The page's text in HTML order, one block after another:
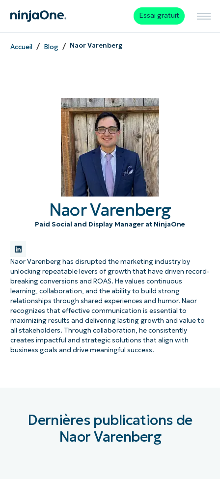
Essai gratuit
Accueil/ Blog/ Naor Varenberg
Naor Varenberg
Paid Social and Display Manager at NinjaOne
Naor Varenberg has disrupted the marketing industry by
unlocking repeatable levers of growth that have driven record-
breaking conversions and ROAS. He values continuous
learning, collaboration, and the ability to build strong
relationships through shared experiences and humor. Naor
recognizes that effective communication is essential to
maximizing results and delivering lasting growth and value to
all stakeholders. Through collaboration, he consistently
creates impactful and strategic solutions that align with
business goals and drive meaningful success.
Dernières publications de
Naor Varenberg